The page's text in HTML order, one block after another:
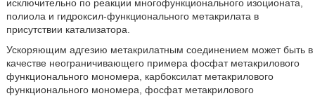
исключительно по реакции многофункционального изоционата,
полиола и гидроксил-функционального метакрилата в
присутствии катализатора.
Ускоряющим адгезию метакрилатным соединением может быть в
качестве неограничивающего примера фосфат метакрилового
функционального мономера, карбоксилат метакрилового
функционального мономера, фосфат метакрилового